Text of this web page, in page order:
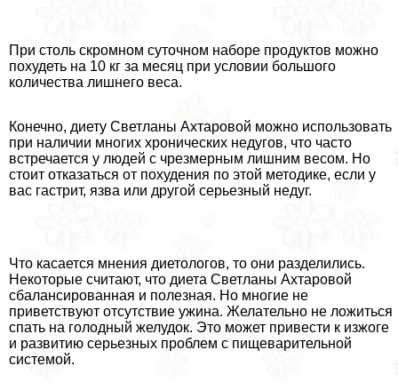
При столь скромном суточном наборе продуктов можно
похудеть на 10 кг за месяц при условии большого
количества лишнего веса.
Конечно, диету Светланы Ахтаровой можно использовать
при наличии многих хронических недугов, что часто
встречается у людей с чрезмерным лишним весом. Но
стоит отказаться от похудения по этой методике, если у
вас гастрит, язва или другой серьезный недуг.
Что касается мнения диетологов, то они разделились.
Некоторые считают, что диета Светланы Ахтаровой
сбалансированная и полезная. Но многие не
приветствуют отсутствие ужина. Желательно не ложиться
спать на голодный желудок. Это может привести к изжоге
и развитию серьезных проблем с пищеварительной
системой.